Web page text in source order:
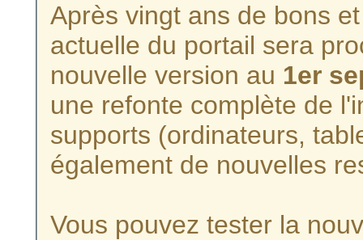
Après vingt ans de bons
actuelle du portail sera
nouvelle version au 1er
une refonte complète de
supports (ordinateurs,
également de nouvelles
Vous pouvez tester la